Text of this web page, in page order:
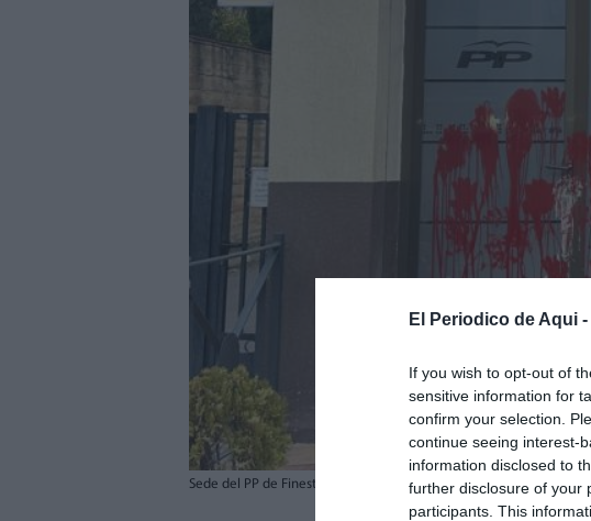
El Periodico de Aqui -
If you wish to opt-out of
sensitive information for
confirm your selection.
continue seeing interest-
information disclosed to
further disclosure of your
participants. This
Sede del PP de Finestrat vandalizada./EPDA